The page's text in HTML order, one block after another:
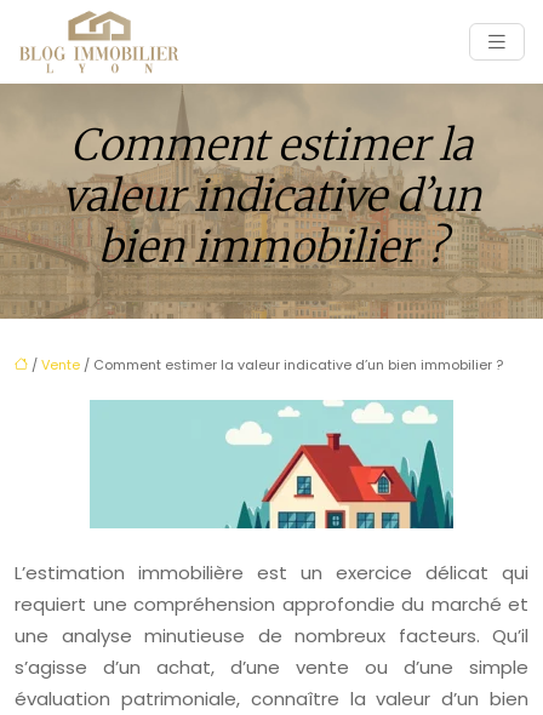
Comment estimer la
valeur indicative d’un
bien immobilier ?
/Vente / Comment estimer la valeur indicative d’un bien immobilier ?
L’estimation immobilière est un exercice délicat qui
requiert une compréhension approfondie du marché et
une analyse minutieuse de nombreux facteurs. Qu’il
s’agisse d’un achat, d’une vente ou d’une simple
évaluation patrimoniale, connaître la valeur d’un bien